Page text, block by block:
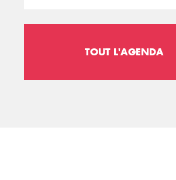
TOUT L'AGENDA